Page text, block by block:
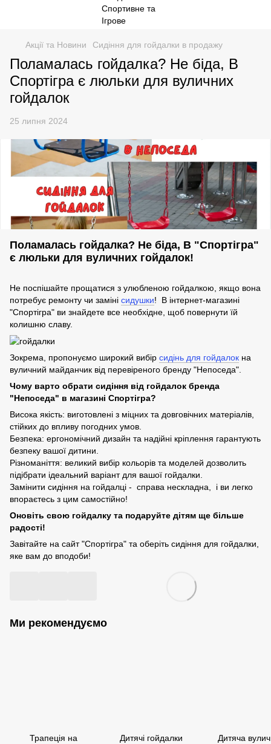
Акції та Новини Сидіння для гойдалки в продажу
Поламалась гойдалка? Не біда, В
Спортігра є люльки для вуличних
гойдалок
25 липня 2024
Поламалась гойдалка? Не біда, В "Спортігра"
є люльки для вуличних гойдалок!
Не поспішайте прощатися з улюбленою гойдалкою, якщо вона
потребує ремонту чи заміні сидушки! В інтернет-магазині
"Спортігра" ви знайдете все необхідне, щоб повернути їй
колишню славу.
Зокрема, пропонуємо широкий вибір сидінь для гойдалок на
вуличний майданчик від перевіреного бренду "Непоседа".
Чому варто обрати сидіння від гойдалок бренда
"Непоседа" в магазині Спортігра?
Висока якість: виготовлені з міцних та довговічних матеріалів,
стійких до впливу погодних умов.
Безпека: ергономічний дизайн та надійні кріплення гарантують
безпеку вашої дитини.
Різноманіття: великий вибір кольорів та моделей дозволить
підібрати ідеальний варіант для вашої гойдалки.
Замінити сидіння на гойдалці - справа нескладна, і ви легко
впораєтесь з цим самостійно!
Оновіть свою гойдалку та подаруйте дітям ще більше
радості!
Завітайте на сайт "Спортігра" та оберіть сидіння для гойдалки,
яке вам до вподоби!
Ми рекомендуємо
Трапеція на
Дитячі гойдалки
Дитяча